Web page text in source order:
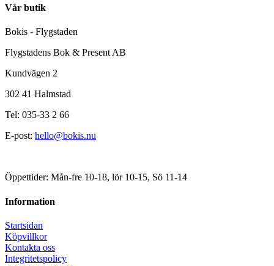
Vår butik
Bokis - Flygstaden
Flygstadens Bok & Present AB
Kundvägen 2
302 41 Halmstad
Tel: 035-33 2 66
E-post: hello@bokis.nu
Öppettider: Mån-fre 10-18, lör 10-15, Sö 11-14
Information
Startsidan
Köpvillkor
Kontakta oss
Integritetspolicy